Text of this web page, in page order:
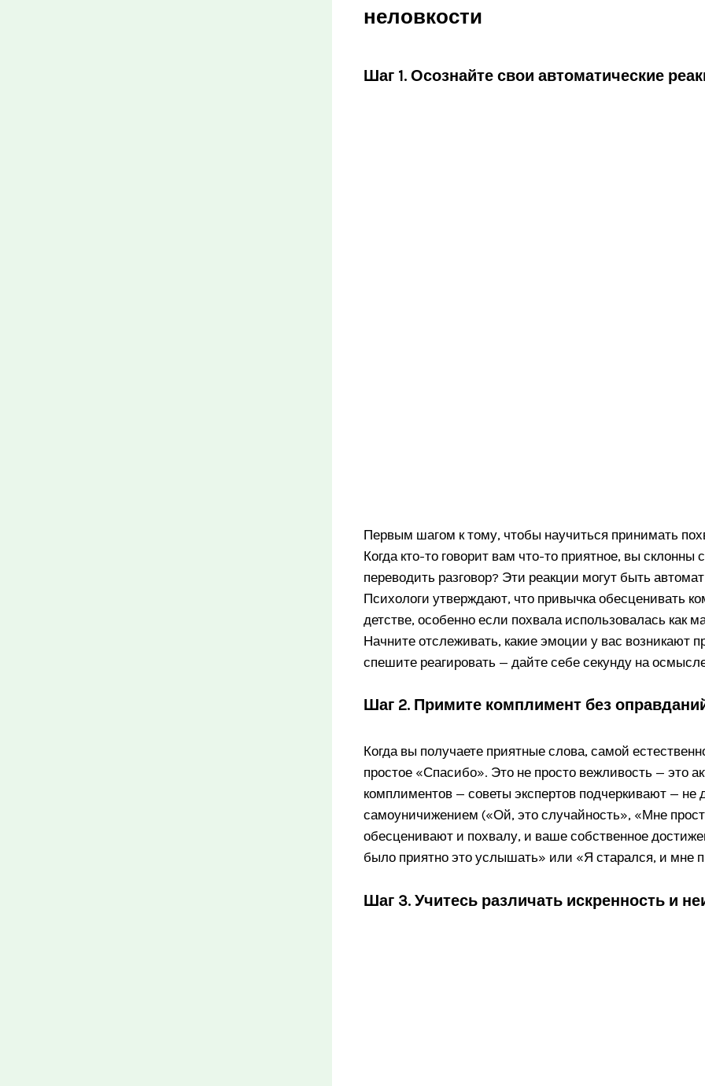
неловкости
Шаг 1. Осознайте свои автоматические
Первым шагом к тому, чтобы научиться принимать
Когда кто-то говорит вам что-то приятное, вы
переводить разговор? Эти реакции могут быть
Психологи утверждают, что привычка обесценивать
детстве, особенно если похвала использовалась как
Начните отслеживать, какие эмоции у вас возникают
спешите реагировать — дайте себе секунду на
Шаг 2. Примите комплимент без
Когда вы получаете приятные слова, самой
простое «Спасибо». Это не просто вежливость — это
комплиментов — советы экспертов подчеркивают — не
самоуничижением («Ой, это случайность», «Мне
обесценивают и похвалу, и ваше собственное
было приятно это услышать» или «Я старался, и мне
Шаг 3. Учитесь различать искренность и